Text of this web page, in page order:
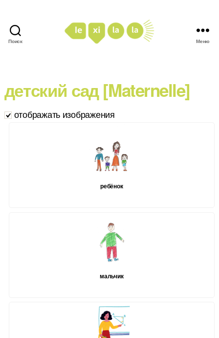
Поиск Меню
детский сад [Maternelle]
отображать изображения
ребёнок
мальчик